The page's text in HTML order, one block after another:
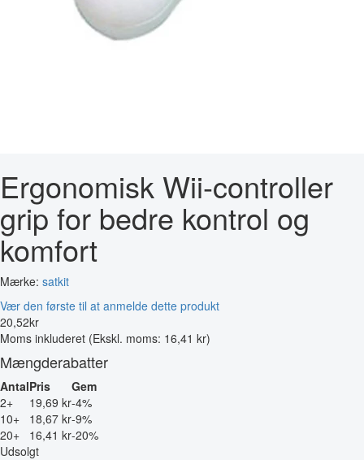
Ergonomisk Wii-controller
grip for bedre kontrol og
komfort
Mærke: satkit
Vær den første til at anmelde dette produkt
20,52kr
Moms inkluderet (Ekskl. moms: 16,41 kr)
Mængderabatter
AntalPris
Gem
2+
19,69 kr-4%
10+
18,67 kr-9%
20+
16,41 kr-20%
Udsolgt